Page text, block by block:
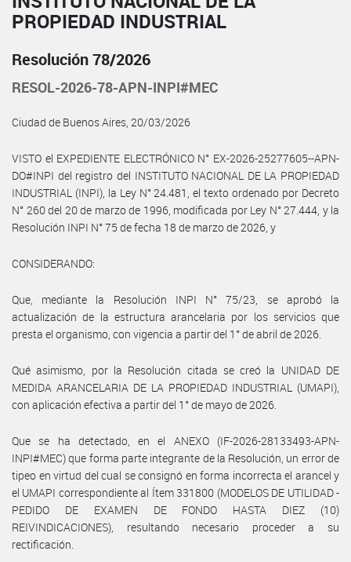
PROPIEDAD INDUSTRIAL
Resolución 78/2026
RESOL-2026-78-APN-INPI#MEC
Ciudad de Buenos Aires, 20/03/2026
VISTO el EXPEDIENTE ELECTRÓNICO N° EX-2026-25277605--APN-
DO#INPI del registro del INSTITUTO NACIONAL DE LA PROPIEDAD
INDUSTRIAL (INPI), la Ley N° 24.481, el texto ordenado por Decreto
N° 260 del 20 de marzo de 1996, modificada por Ley N° 27.444, y la
Resolución INPI N° 75 de fecha 18 de marzo de 2026, y
CONSIDERANDO:
Que, mediante la Resolución INPI N° 75/23, se aprobó la
actualización de la estructura arancelaria por los servicios que
presta el organismo, con vigencia a partir del 1° de abril de 2026.
Qué asimismo, por la Resolución citada se creó la UNIDAD DE
MEDIDA ARANCELARIA DE LA PROPIEDAD INDUSTRIAL (UMAPI),
con aplicación efectiva a partir del 1° de mayo de 2026.
Que se ha detectado, en el ANEXO (IF-2026-28133493-APN-
INPI#MEC) que forma parte integrante de la Resolución, un error de
tipeo en virtud del cual se consignó en forma incorrecta el arancel y
el UMAPI correspondiente al Ítem 331800 (MODELOS DE UTILIDAD -
PEDIDO DE EXAMEN DE FONDO HASTA DIEZ (10)
REIVINDICACIONES), resultando necesario proceder a su
rectificación.